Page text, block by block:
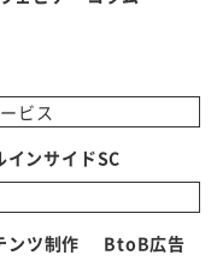
ビス
インサイドSC
ツ制作
BtoB広告